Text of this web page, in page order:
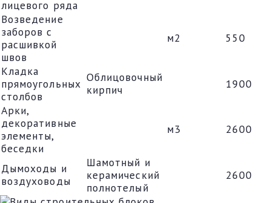
лицевого ряда
Возведение
заборов с
расшивкой
швов
Облицовочный
кирпич
м2 550
Кладка
прямоугольных
столбов
м3
1900
Арки,
декоративные
элементы,
беседки
2600
Дымоходы и
воздуховоды
Шамотный и
керамический
полнотелый
2600